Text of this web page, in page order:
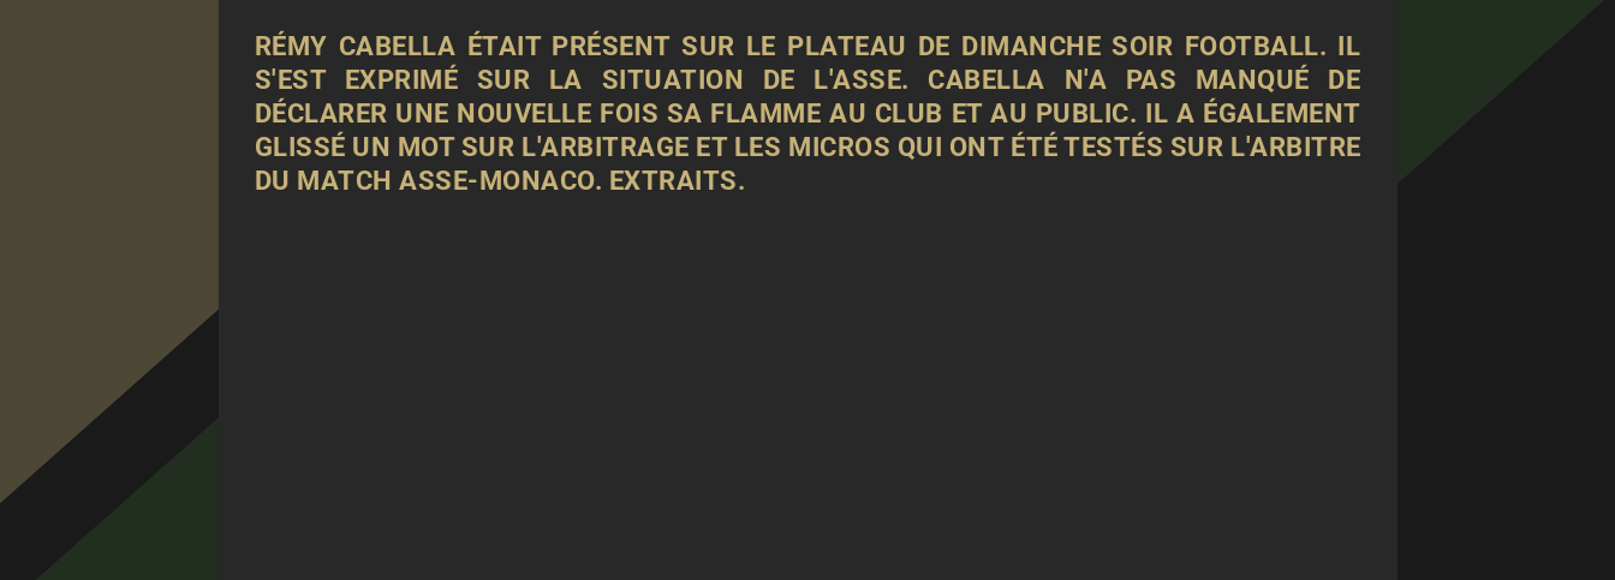
RÉMY CABELLA ÉTAIT PRÉSENT SUR LE PLATEAU DE DIMANCHE SOIR FOOTBALL. IL
S'EST EXPRIMÉ SUR LA SITUATION DE L'ASSE. CABELLA N'A PAS MANQUÉ DE
DÉCLARER UNE NOUVELLE FOIS SA FLAMME AU CLUB ET AU PUBLIC. IL A ÉGALEMENT
GLISSÉ UN MOT SUR L'ARBITRAGE ET LES MICROS QUI ONT ÉTÉ TESTÉS SUR L'ARBITRE
DU MATCH ASSE-MONACO. EXTRAITS.